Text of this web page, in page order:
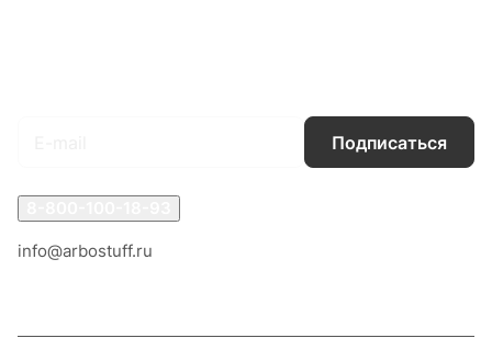
Подписаться
info@arbostuff.ru